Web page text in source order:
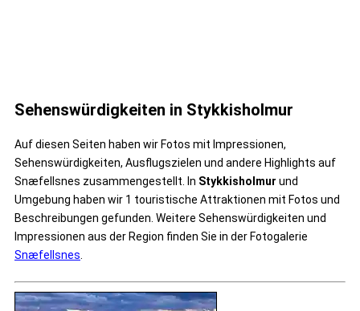
Sehenswürdigkeiten in Stykkisholmur
Auf diesen Seiten haben wir Fotos mit Impressionen,
Sehenswürdigkeiten, Ausflugszielen und andere Highlights auf
Snæfellsnes zusammengestellt. In Stykkisholmur und
Umgebung haben wir 1 touristische Attraktionen mit Fotos und
Beschreibungen gefunden. Weitere Sehenswürdigkeiten und
Impressionen aus der Region finden Sie in der Fotogalerie
Snæfellsnes